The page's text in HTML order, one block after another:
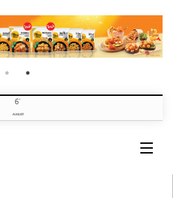
6th
AUGUST